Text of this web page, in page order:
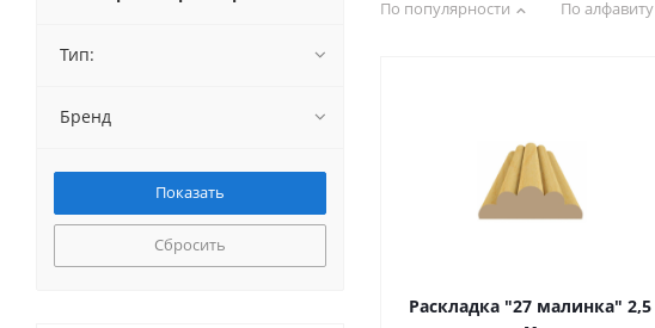
По популярности По алфавиту
Раскладка "27 малинка" 2,5
Тип:
Бренд
Сбросить